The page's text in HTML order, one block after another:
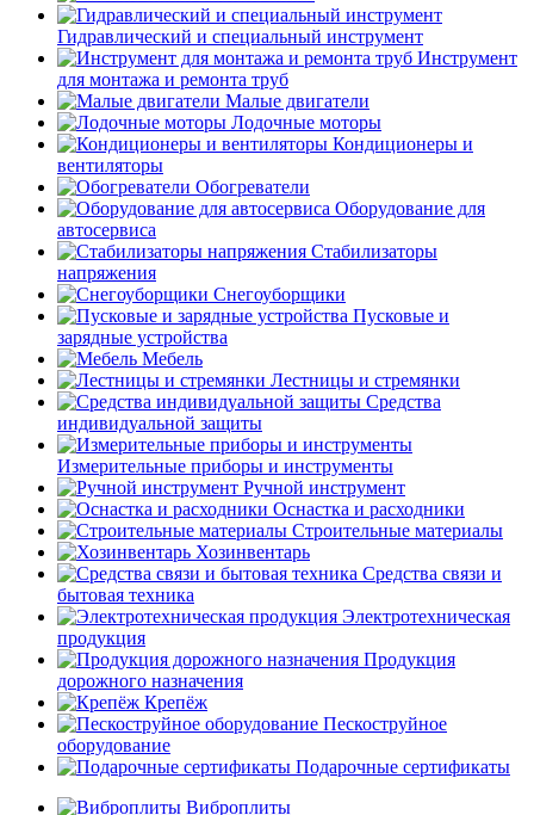
Гидравлический и специальный инструмент
Инструмент
для монтажа и ремонта труб
Малые двигатели
Лодочные моторы
Кондиционеры и
вентиляторы
Обогреватели
Оборудование для
автосервиса
Стабилизаторы
напряжения
Снегоуборщики
Пусковые и
зарядные устройства
Мебель
Лестницы и стремянки
Средства
индивидуальной защиты
Измерительные приборы и инструменты
Ручной инструмент
Оснастка и расходники
Строительные материалы
Хозинвентарь
Средства связи и
бытовая техника
Электротехническая
продукция
Продукция
дорожного назначения
Крепёж
Пескоструйное
оборудование
Подарочные сертификаты
Виброплиты